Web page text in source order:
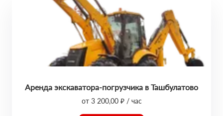
Аренда экскаватора-погрузчика в Ташбулатово
от 3 200,00 ₽ / час